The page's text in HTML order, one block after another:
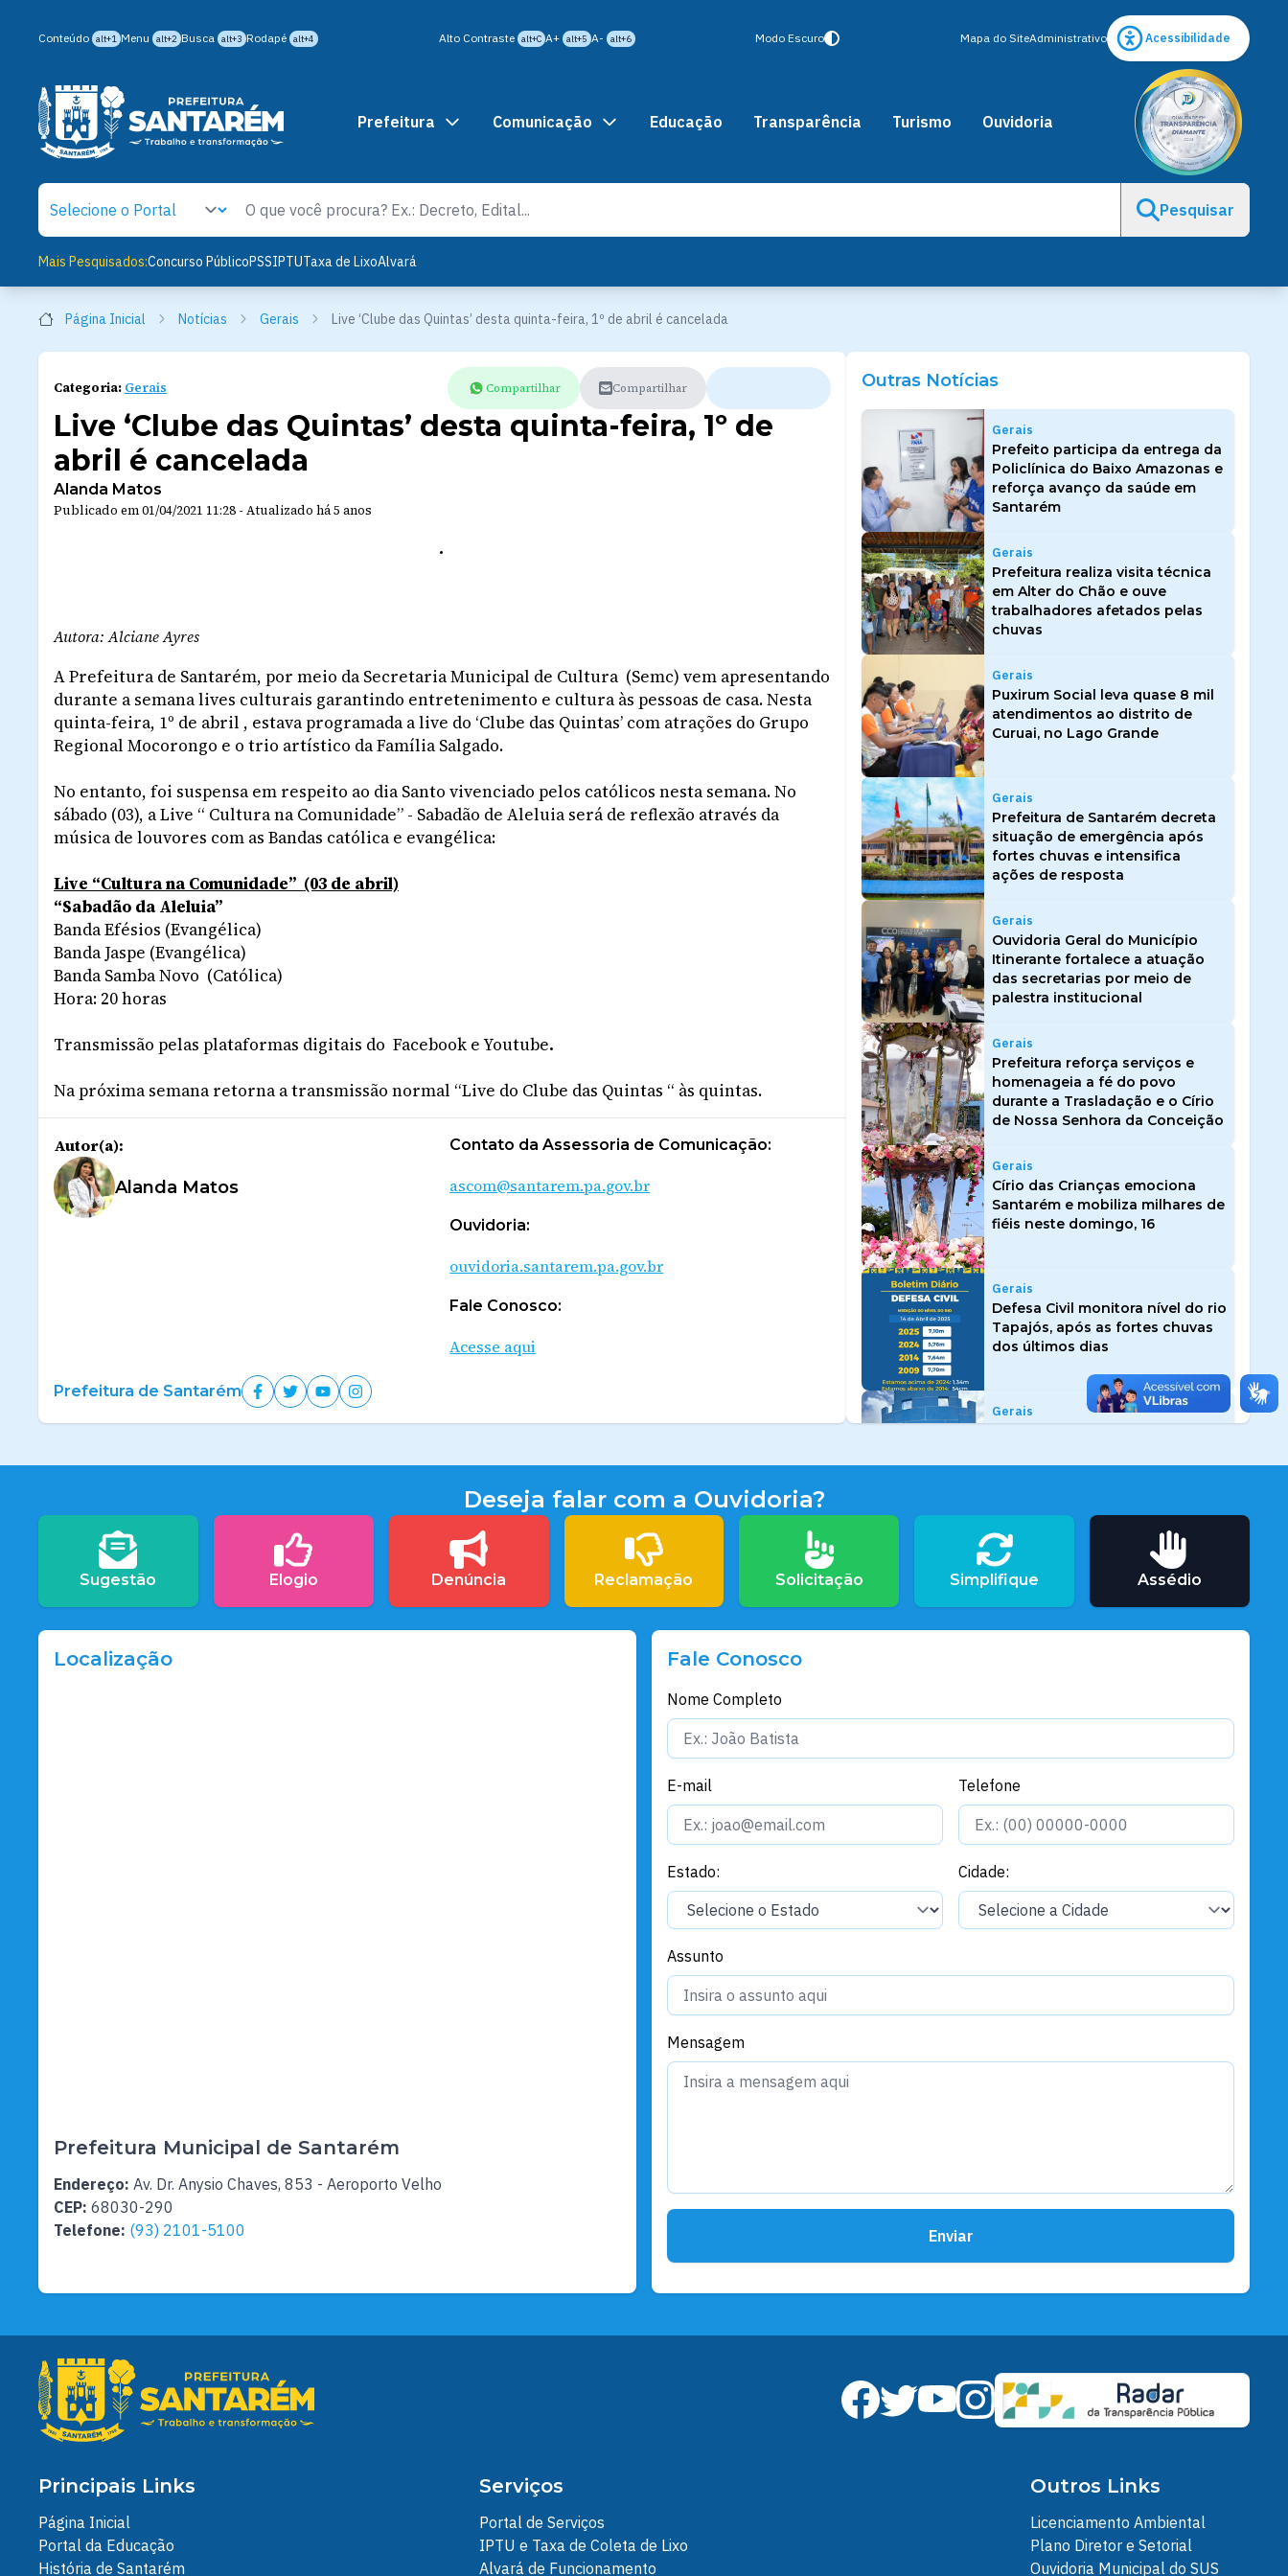
Conteúdo alt+1 Menu alt+2 Busca alt+3 Rodapé alt+4 Alto Contraste alt+C A+ alt+5 A- alt+6 Modo Escuro Mapa do SiteAdministrativo Acessibilidade
Prefeitura Comunicação Educação Transparência Turismo Ouvidoria
Pesquisar
Mais Pesquisados:Concurso PúblicoPSSIPTUTaxa de LixoAlvará
Página Inicial Notícias Gerais Live ‘Clube das Quintas’ desta quinta-feira, 1º de abril é cancelada
Categoria: Gerais Compartilhar Compartilhar
Live ‘Clube das Quintas’ desta quinta-feira, 1º de
abril é cancelada
Alanda Matos
Publicado em01/04/2021 11:28 - Atualizado há 5 anos
.
Autora: Alciane Ayres
A Prefeitura de Santarém, por meio da Secretaria Municipal de Cultura (Semc) vem apresentando
durante a semana lives culturais garantindo entretenimento e cultura às pessoas de casa. Nesta
quinta-feira, 1º de abril , estava programada a live do ‘Clube das Quintas’ com atrações do Grupo
Regional Mocorongo e o trio artístico da Família Salgado.
No entanto, foi suspensa em respeito ao dia Santo vivenciado pelos católicos nesta semana. No
sábado (03), a Live “ Cultura na Comunidade” - Sabadão de Aleluia será de reflexão através da
música de louvores com as Bandas católica e evangélica:
Live “Cultura na Comunidade” (03 de abril)
“Sabadão da Aleluia”
Banda Efésios (Evangélica)
Banda Jaspe (Evangélica)
Banda Samba Novo (Católica)
Hora: 20 horas
Transmissão pelas plataformas digitais do Facebook e Youtube.
Na próxima semana retorna a transmissão normal “Live do Clube das Quintas “ às quintas.
Autor(a):
Alanda Matos
Contato da Assessoria de Comunicação:
ascom@santarem.pa.gov.br
Ouvidoria:
ouvidoria.santarem.pa.gov.br
Fale Conosco:
Acesse aqui
Prefeitura de Santarém
Outras Notícias
Gerais
Prefeito participa da entrega da
Policlínica do Baixo Amazonas e
reforça avanço da saúde em
Santarém
Gerais
Prefeitura realiza visita técnica
em Alter do Chão e ouve
trabalhadores afetados pelas
chuvas
Gerais
Puxirum Social leva quase 8 mil
atendimentos ao distrito de
Curuai, no Lago Grande
Gerais
Prefeitura de Santarém decreta
situação de emergência após
fortes chuvas e intensifica
ações de resposta
Gerais
Ouvidoria Geral do Município
Itinerante fortalece a atuação
das secretarias por meio de
palestra institucional
Gerais
Prefeitura reforça serviços e
homenageia a fé do povo
durante a Trasladação e o Círio
de Nossa Senhora da Conceição
Gerais
Círio das Crianças emociona
Santarém e mobiliza milhares de
fiéis neste domingo, 16
Gerais
Defesa Civil monitora nível do rio
Tapajós, após as fortes chuvas
dos últimos dias
Gerais
Santarém
Gerais
Defesa Civil entrega cestas
básicas para catraieiros em Alter
do Chão
Gerais
fortes chuvas
Gerais
Círio 106º: Milhares de fiéis
laços com projeto de produção
Deseja falar com a Ouvidoria?
Sugestão Elogio Denúncia Reclamação Solicitação Simplifique Assédio
Localização
Prefeitura Municipal de Santarém
Endereço: Av. Dr. Anysio Chaves, 853 - Aeroporto Velho
CEP: 68030-290
Telefone: (93) 2101-5100
Fale Conosco
Nome Completo
E-mail Telefone
Estado: Cidade:
Assunto
Mensagem
Enviar
Principais Links
Página Inicial
Portal da Educação
História de Santarém
Serviços
Portal de Serviços
IPTU e Taxa de Coleta de Lixo
Alvará de Funcionamento
Outros Links
Licenciamento Ambiental
Plano Diretor e Setorial
Ouvidoria Municipal do SUS